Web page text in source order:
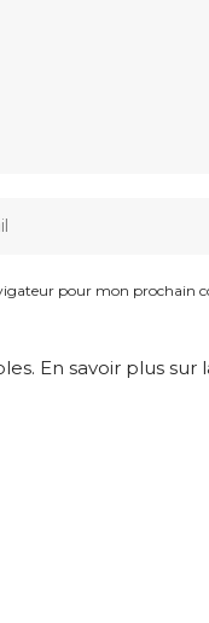
pour mon prochain
En savoir plus sur